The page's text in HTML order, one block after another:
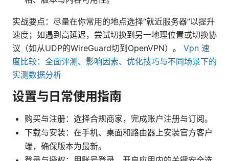
实战要点：尽量在你常用的地点选择“就近服务器”以提升
速度；如遇到高延迟，尝试切换到另一地理位置或切换协
议（如从UDP的WireGuard切到OpenVPN）。 Vpn 速
度比较：全面评测、影响因素、优化技巧与不同场景下的
实测数据分析
设置与日常使用指南
购买与注册：选择合规商家，完成账户注册与订阅。
下载与安装：在手机、桌面和路由器上安装官方客户
端，确保版本为最新。